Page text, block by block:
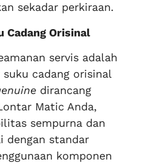
sekadar perkiraan.
Cadang Orisinal
servis adalah
cadang orisinal
dirancang
Matic Anda,
sempurna dan
dengan standar
komponen